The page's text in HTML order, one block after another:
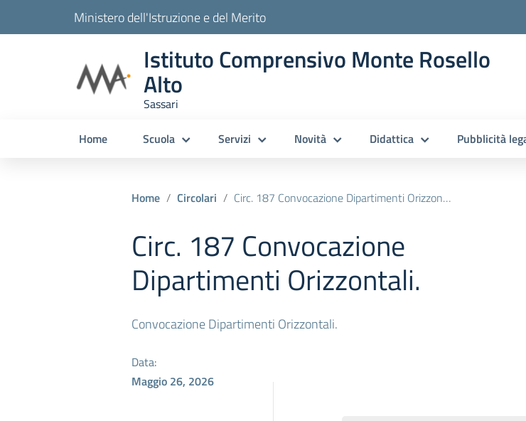
Ministero dell'Istruzione e del Merito
Istituto Comprensivo Monte Rosello
Alto
Sassari
Home Scuola Servizi Novità Didattica Pubblicità
Home Circolari Circ. 187 Convocazione Dipartimenti Orizzontali.
Circ. 187 Convocazione
Dipartimenti Orizzontali.
Convocazione Dipartimenti Orizzontali.
Data:
Maggio 26, 2026